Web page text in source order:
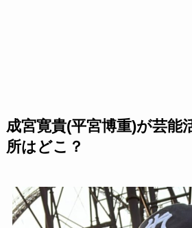
成宮寛貴(平宮博重)が芸能
所はどこ？